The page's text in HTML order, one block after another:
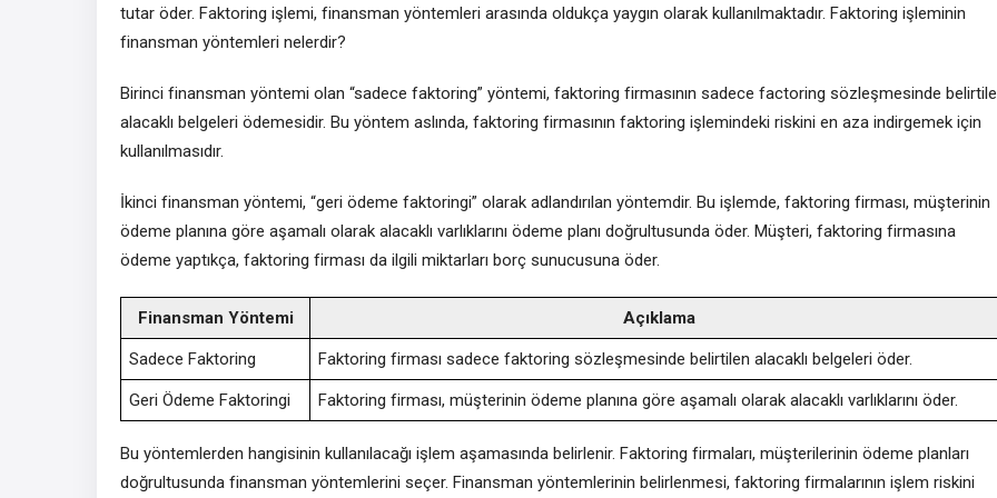
tutar öder. Faktoring işlemi, finansman yöntemleri arasında oldukça yaygın olarak kullanılmaktadır. Faktoring işleminin
finansman yöntemleri nelerdir?
Birinci finansman yöntemi olan “sadece faktoring” yöntemi, faktoring firmasının sadece factoring sözleşmesinde
alacaklı belgeleri ödemesidir. Bu yöntem aslında, faktoring firmasının faktoring işlemindeki riskini en aza indirgemek için
kullanılmasıdır.
İkinci finansman yöntemi, “geri ödeme faktoringi” olarak adlandırılan yöntemdir. Bu işlemde, faktoring firması, müşterinin
ödeme planına göre aşamalı olarak alacaklı varlıklarını ödeme planı doğrultusunda öder. Müşteri, faktoring firmasına
ödeme yaptıkça, faktoring firması da ilgili miktarları borç sunucusuna öder.
Finansman Yöntemi Açıklama
Sadece Faktoring Faktoring firması sadece faktoring sözleşmesinde belirtilen alacaklı belgeleri öder.
Geri Ödeme Faktoringi Faktoring firması, müşterinin ödeme planına göre aşamalı olarak alacaklı varlıklarını öder.
Bu yöntemlerden hangisinin kullanılacağı işlem aşamasında belirlenir. Faktoring firmaları, müşterilerinin ödeme planları
doğrultusunda finansman yöntemlerini seçer. Finansman yöntemlerinin belirlenmesi, faktoring firmalarının işlem riskini